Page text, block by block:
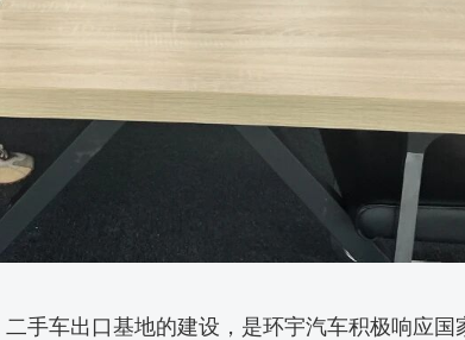
手车出口基地的建设，是环宇汽车积极响应国